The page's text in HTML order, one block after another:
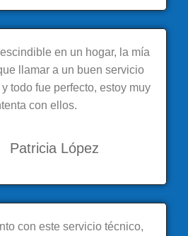
en un hogar, la mía
llamar a un buen servicio
todo fue perfecto, estoy muy
con ellos.
Patricia López
con este servicio técnico,